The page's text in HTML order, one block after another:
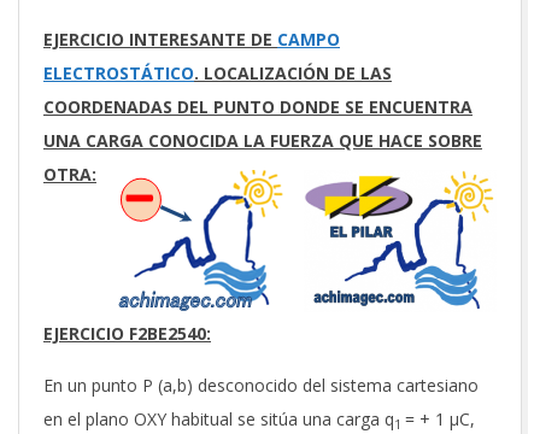
EJERCICIO INTERESANTE DE CAMPO
ELECTROSTÁTICO. LOCALIZACIÓN DE LAS
COORDENADAS DEL PUNTO DONDE SE ENCUENTRA
UNA CARGA CONOCIDA LA FUERZA QUE HACE SOBRE
OTRA:
EJERCICIO F2BE2540:
En un punto P (a,b) desconocido del sistema cartesiano
en el plano OXY habitual se sitúa una carga q1 = + 1 µC,